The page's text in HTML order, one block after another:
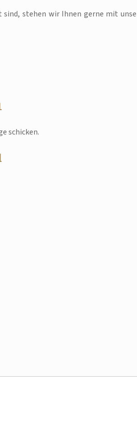
sind, stehen wir Ihnen gerne mit
schicken.